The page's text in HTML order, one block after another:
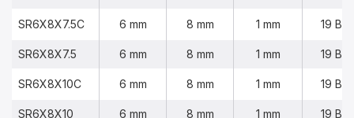
SR6X8X7.5C 6 mm 8 mm 1 mm 19
SR6X8X7.5 6 mm 8 mm 1 mm 19
SR6X8X10C 6 mm 8 mm 1 mm 19
SR6X8X10 6 mm 8 mm 1 mm 19